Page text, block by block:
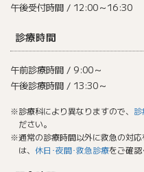
午後受付時間 / 12:00～16:30
診療時間
午前診療時間 / 9:00～
午後診療時間 / 13:30～
※診療科により異なりますので、
ださい。
※通常の診療時間以外に救急の対
は、 休日･夜間･救急診療をご確認